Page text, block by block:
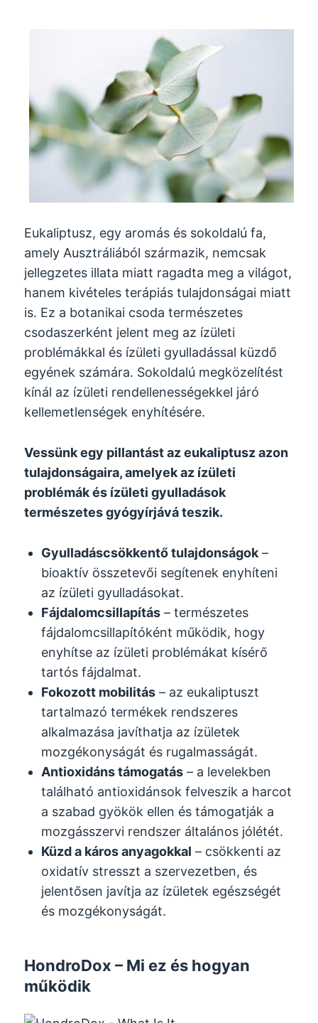
Eukaliptusz, egy aromás és sokoldalú fa,
amely Ausztráliából származik, nemcsak
jellegzetes illata miatt ragadta meg a világot,
hanem kivételes terápiás tulajdonságai miatt
is. Ez a botanikai csoda természetes
csodaszerként jelent meg az ízületi
problémákkal és ízületi gyulladással küzdő
egyének számára. Sokoldalú megközelítést
kínál az ízületi rendellenességekkel járó
kellemetlenségek enyhítésére.
Vessünk egy pillantást az eukaliptusz azon
tulajdonságaira, amelyek az ízületi
problémák és ízületi gyulladások
természetes gyógyírjává teszik.
Gyulladáscsökkentő tulajdonságok –
bioaktív összetevői segítenek enyhíteni
az ízületi gyulladásokat.
Fájdalomcsillapítás – természetes
fájdalomcsillapítóként működik, hogy
enyhítse az ízületi problémákat kísérő
tartós fájdalmat.
Fokozott mobilitás – az eukaliptuszt
tartalmazó termékek rendszeres
alkalmazása javíthatja az ízületek
mozgékonyságát és rugalmasságát.
Antioxidáns támogatás – a levelekben
található antioxidánsok felveszik a harcot
a szabad gyökök ellen és támogatják a
mozgásszervi rendszer általános jólétét.
Küzd a káros anyagokkal – csökkenti az
oxidatív stresszt a szervezetben, és
jelentősen javítja az ízületek egészségét
és mozgékonyságát.
HondroDox – Mi ez és hogyan
működik